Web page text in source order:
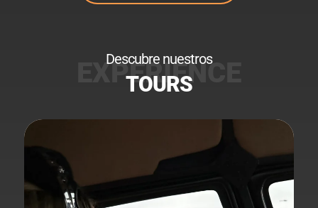
Descubre nuestros
TOURS